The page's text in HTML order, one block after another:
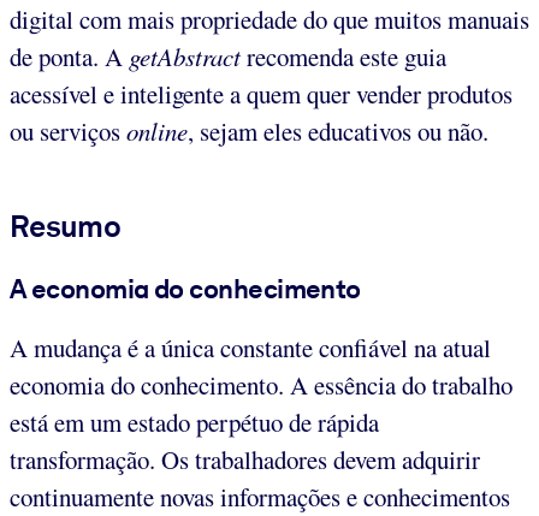
digital com mais propriedade do que muitos manuais
de ponta. A getAbstractrecomenda este guia
acessível e inteligente a quem quer vender produtos
ou serviçosonline, sejam eles educativos ou não.
Resumo
A economia do conhecimento
A mudança é a única constante confiável na atual
economia do conhecimento. A essência do trabalho
está em um estado perpétuo de rápida
transformação. Os trabalhadores devem adquirir
continuamente novas informações e conhecimentos